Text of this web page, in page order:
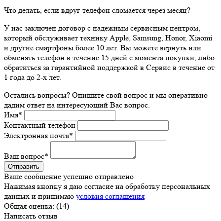
Что делать, если вдруг телефон сломается через месяц?
У нас заключен договор с надежным сервисным центром,
который обслуживает технику Apple, Samsung, Honor, Xiaomi
и другие смартфоны более 10 лет. Вы можете вернуть или
обменять телефон в течение 15 дней с момента покупки, либо
обратиться за гарантийной поддержкой в Сервис в течение от
1 года до 2-х лет.
Остались вопросы? Опишите свой вопрос и мы оперативно
дадим ответ на интересующий Вас вопрос.
Имя*
Контактный телефон
Электронная почта*
Ваш вопрос*
Ваше сообщение успешно отправлено
Нажимая кнопку я даю согласие на обработку персональных
данных и принимаю условия соглашения
Общая оценка: (14)
Написать отзыв